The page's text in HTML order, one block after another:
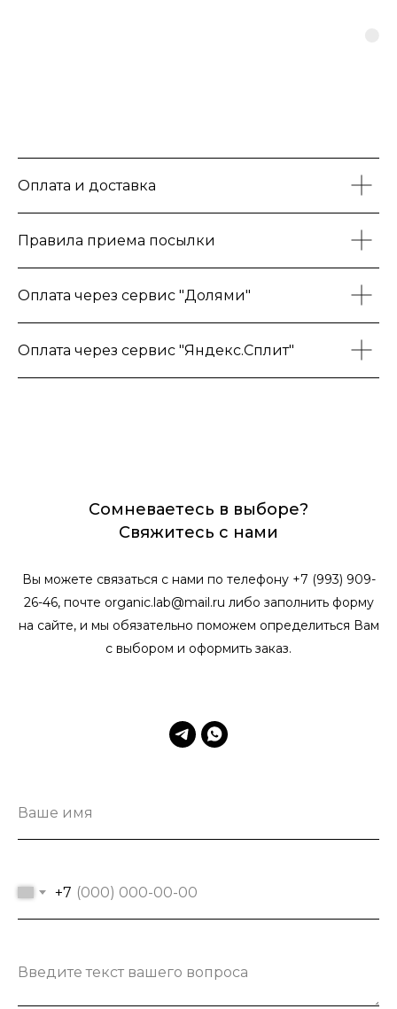
Оплата и доставка
Правила приема посылки
Оплата через сервис "Долями"
Оплата через сервис "Яндекс.Сплит"
Сомневаетесь в выборе?
Свяжитесь с нами
Вы можете связаться с нами по телефону +7 (993) 909-
26-46, почте organic.lab@mail.ru либо заполнить форму
на сайте, и мы обязательно поможем определиться Вам
с выбором и оформить заказ.
Ваше имя
+7
Введите текст вашего вопроса